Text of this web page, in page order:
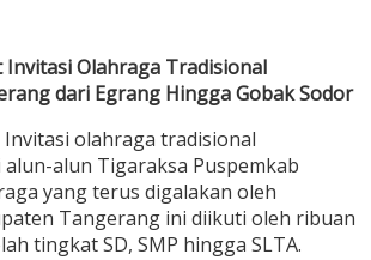
Invitasi Olahraga Tradisional
dari Egrang Hingga Gobak Sodor
Invitasi olahraga tradisional
alun Tigaraksa Puspemkab
yang terus digalakan oleh
Tangerang ini diikuti oleh ribuan
tingkat SD, SMP hingga SLTA.